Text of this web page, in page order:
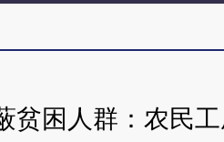
贫困人群：农民